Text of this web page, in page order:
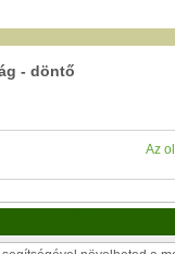
- döntő
Az